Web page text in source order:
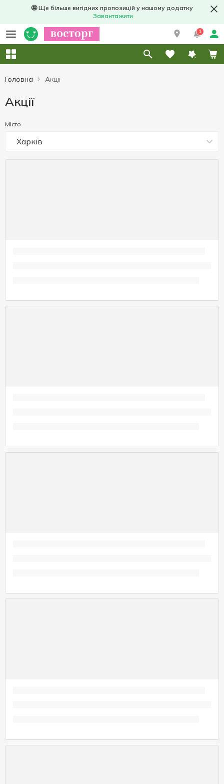
🤩 Ще більше вигідних пропозицій у нашому додатку
Завантажити
1
Головна Акції
Акції
Місто
Харків